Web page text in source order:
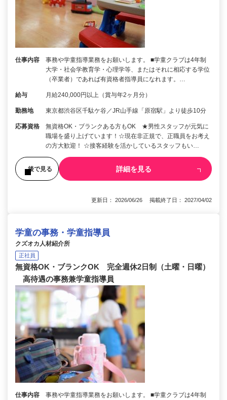
仕事内容
事務や学童指導業務をお願いします。 ■学童クラブは4年制
大学・社会学教育学・心理学等、またはそれに相応する学位
（卒業者）であれば有資格者指導員になれます。…
給与 月給240,000円以上（賞与年2ヶ月分）
勤務地 東京都渋谷区千駄ケ谷／JR山手線「原宿駅」より徒歩10分
応募資格
無資格OK・ブランクある方もOK ★男性スタッフが元気に
職場を盛り上げています！☆現在非正規で、正職員をお考え
の方大歓迎！ ☆接客経験を活かしているスタッフもい…
後で見る 詳細を見る
更新日： 2026/06/26 掲載終了日： 2027/04/02
学童の事務・学童指導員
クズオカ人材紹介所
正社員
無資格OK・ブランクOK 完全週休2日制（土曜・日曜）
高待遇の事務兼学童指導員
仕事内容
事務や学童指導業務をお願いします。 ■学童クラブは4年制